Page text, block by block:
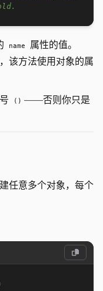
name 属性的值。
该方法使用对象的属
() ——否则你只是
任意多个对象，每个